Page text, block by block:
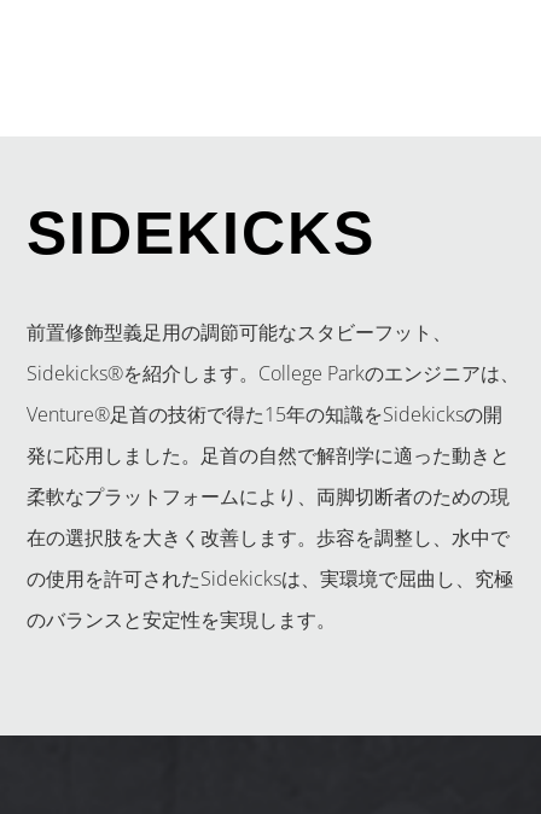
SIDEKICKS
前置修飾型義足用の調節可能なスタビーフット、
Sidekicks®を紹介します。College Parkのエンジニアは、
Venture®足首の技術で得た15年の知識をSidekicksの開
発に応用しました。足首の自然で解剖学に適った動きと
柔軟なプラットフォームにより、両脚切断者のための現
在の選択肢を大きく改善します。歩容を調整し、水中で
の使用を許可されたSidekicksは、実環境で屈曲し、究極
のバランスと安定性を実現します。